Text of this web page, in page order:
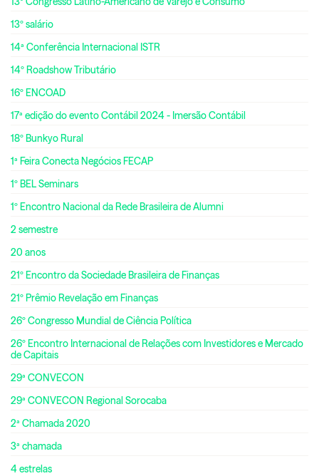
13º salário
14ª Conferência Internacional ISTR
14º Roadshow Tributário
16º ENCOAD
17ª edição do evento Contábil 2024 - Imersão Contábil
18º Bunkyo Rural
1ª Feira Conecta Negócios FECAP
1º BEL Seminars
1º Encontro Nacional da Rede Brasileira de Alumni
2 semestre
20 anos
21º Encontro da Sociedade Brasileira de Finanças
21º Prêmio Revelação em Finanças
26º Congresso Mundial de Ciência Política
26º Encontro Internacional de Relações com Investidores e Mercado
de Capitais
29ª CONVECON
29ª CONVECON Regional Sorocaba
2ª Chamada 2020
3ª chamada
4 estrelas